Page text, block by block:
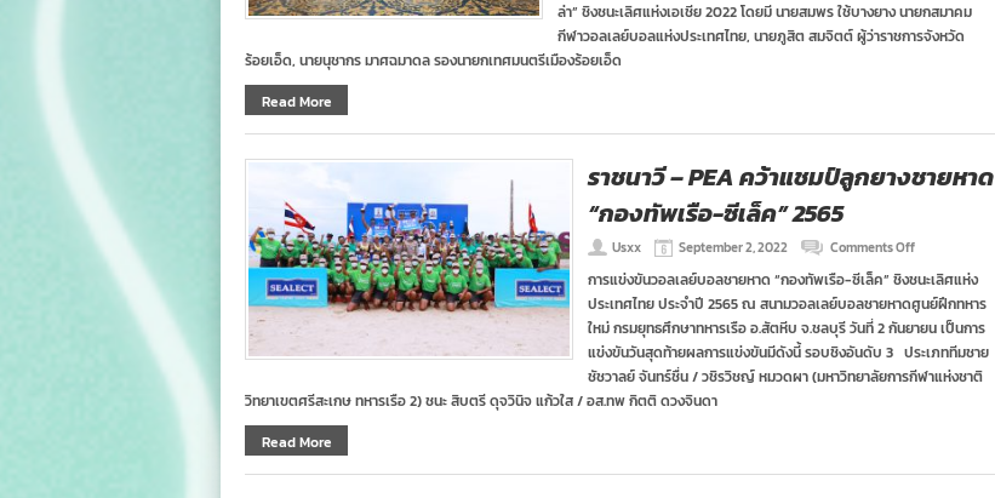
ศึก
ชายหาด
ร้อยเอ็ด
และ
ล่า” ชิงชนะเลิศแห่งเอเชีย 2022 โดยมี นายสมพร ใช้บางยาง นายกสมาคม
กีฬาวอลเลย์บอลแห่งประเทศไทย, นายภูสิต สมจิตต์ ผู้ว่าราชการจังหวัด
ร้อยเอ็ด, นายนุชากร มาศฉมาดล รองนายกเทศมนตรีเมืองร้อยเอ็ด
Read More
ราชนาวี – PEA คว้าแชมป์ลูกยางชายหาด
“กองทัพเรือ-ซีเล็ค” 2565
Usxx September 2, 2022 Comments Offon
นาวี
–
PEA
แชมป์
ลูก
ซี
การแข่งขันวอลเลย์บอลชายหาด “กองทัพเรือ-ซีเล็ค” ชิงชนะเลิศแห่ง
ประเทศไทย ประจำปี 2565 ณ สนามวอลเลย์บอลชายหาดศูนย์ฝึกทหาร
ใหม่ กรมยุทธศึกษาทหารเรือ อ.สัตหีบ จ.ชลบุรี วันที่ 2 กันยายน เป็นการ
แข่งขันวันสุดท้ายผลการแข่งขันมีดังนี้ รอบชิงอันดับ 3 ประเภททีมชาย
ชัชวาลย์ จันทร์ชื่น / วชิรวิชญ์ หมวดผา (มหาวิทยาลัยการกีฬาแห่งชาติ
วิทยาเขตศรีสะเกษ ทหารเรือ 2) ชนะ สิบตรี ดุจวินิจ แก้วใส / อส.ทพ กิตติ ดวงจินดา
Read More